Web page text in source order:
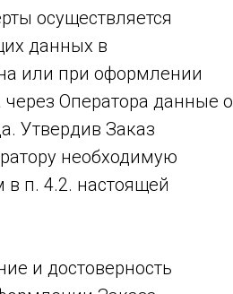
осуществляется
данных в
или при оформлении
Оператора данные о
Утвердив Заказ
необходимую
п. 4.2. настоящей
и достоверность